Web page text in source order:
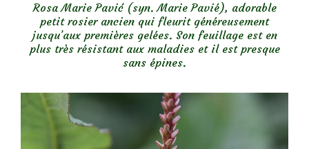
Rosa Marie Pavić (syn. Marie Pavié), adorable
petit rosier ancien qui fleurit généreusement
jusqu’aux premières gelées. Son feuillage est en
plus très résistant aux maladies et il est presque
sans épines.